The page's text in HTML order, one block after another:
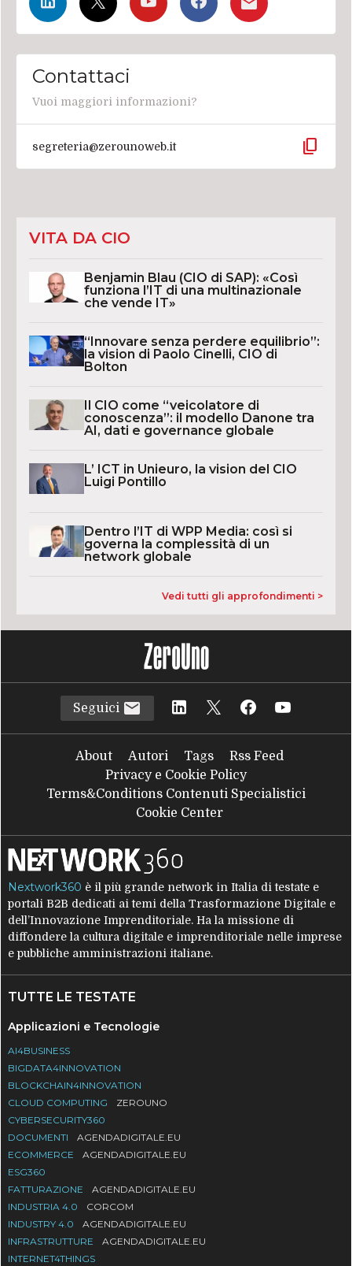
Contattaci
Vuoi maggiori informazioni?
segreteria@zerounoweb.it content_copy
VITA DA CIO
Benjamin Blau (CIO di SAP): «Così
funziona l’IT di una multinazionale
che vende IT»
“Innovare senza perdere equilibrio”:
la vision di Paolo Cinelli, CIO di
Bolton
Il CIO come “veicolatore di
conoscenza”: il modello Danone tra
AI, dati e governance globale
L’ ICT in Unieuro, la vision del CIO
Luigi Pontillo
Dentro l’IT di WPP Media: così si
governa la complessità di un
network globale
Vedi tutti gli approfondimenti >
Seguici
About Autori Tags
Rss Feed
Privacy e Cookie Policy
Terms&Conditions Contenuti Specialistici
Cookie Center
Nextwork360 è il più grande network in Italia di testate e
portali B2B dedicati ai temi della Trasformazione Digitale e
dell’Innovazione Imprenditoriale. Ha la missione di
diffondere la cultura digitale e imprenditoriale nelle imprese
e pubbliche amministrazioni italiane.
TUTTE LE TESTATE
Applicazioni e Tecnologie
AI4BUSINESS
BIGDATA4INNOVATION
BLOCKCHAIN4INNOVATION
CLOUD COMPUTING
ZEROUNO
CYBERSECURITY360
DOCUMENTI
AGENDADIGITALE.EU
ECOMMERCE
AGENDADIGITALE.EU
ESG360
FATTURAZIONE
AGENDADIGITALE.EU
INDUSTRIA 4.0
CORCOM
INDUSTRY 4.0
AGENDADIGITALE.EU
INFRASTRUTTURE
AGENDADIGITALE.EU
INTERNET4THINGS